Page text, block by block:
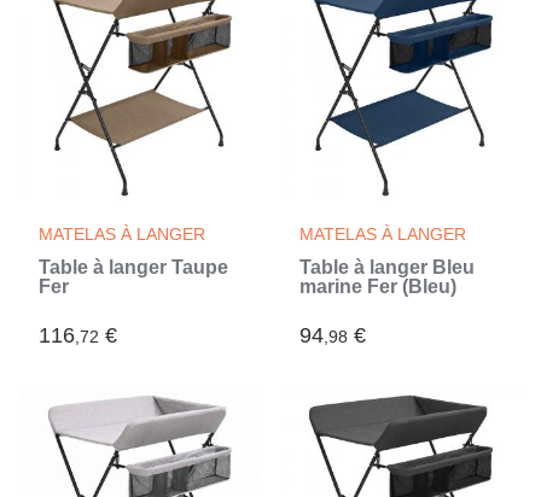
MATELAS À LANGER
Table à langer Taupe
Fer
116,72 €
MATELAS À LANGER
Table à langer Bleu
marine Fer (Bleu)
94,98 €